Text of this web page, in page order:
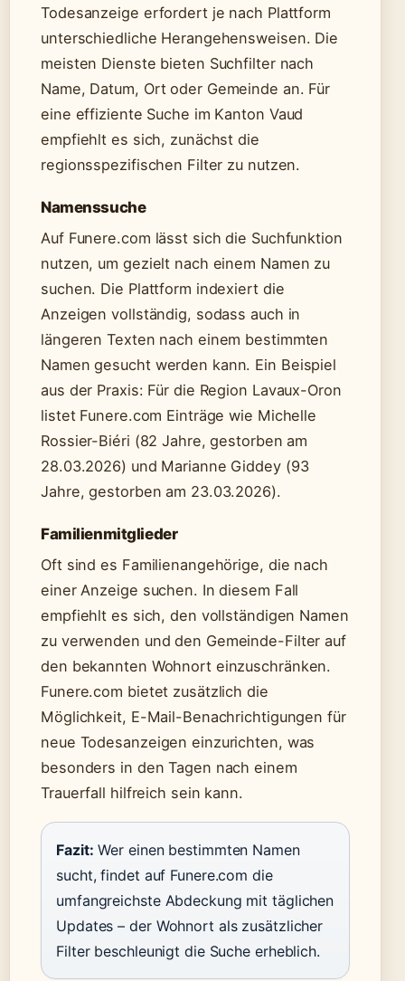
Todesanzeige erfordert je nach Plattform
unterschiedliche Herangehensweisen. Die
meisten Dienste bieten Suchfilter nach
Name, Datum, Ort oder Gemeinde an. Für
eine effiziente Suche im Kanton Vaud
empfiehlt es sich, zunächst die
regionsspezifischen Filter zu nutzen.
Namenssuche
Auf Funere.com lässt sich die Suchfunktion
nutzen, um gezielt nach einem Namen zu
suchen. Die Plattform indexiert die
Anzeigen vollständig, sodass auch in
längeren Texten nach einem bestimmten
Namen gesucht werden kann. Ein Beispiel
aus der Praxis: Für die Region Lavaux-Oron
listet Funere.com Einträge wie Michelle
Rossier-Biéri (82 Jahre, gestorben am
28.03.2026) und Marianne Giddey (93
Jahre, gestorben am 23.03.2026).
Familienmitglieder
Oft sind es Familienangehörige, die nach
einer Anzeige suchen. In diesem Fall
empfiehlt es sich, den vollständigen Namen
zu verwenden und den Gemeinde-Filter auf
den bekannten Wohnort einzuschränken.
Funere.com bietet zusätzlich die
Möglichkeit, E-Mail-Benachrichtigungen für
neue Todesanzeigen einzurichten, was
besonders in den Tagen nach einem
Trauerfall hilfreich sein kann.
Fazit: Wer einen bestimmten Namen
sucht, findet auf Funere.com die
umfangreichste Abdeckung mit täglichen
Updates – der Wohnort als zusätzlicher
Filter beschleunigt die Suche erheblich.